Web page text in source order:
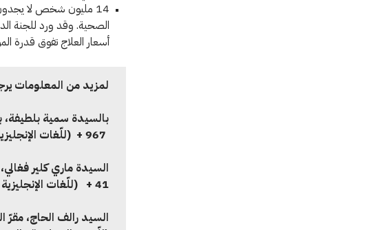
أسعار العلاج تفوق قدرة
لمزيد من المعلومات
بالسيدة سمية بلطيفة،
(للّغات
السيدة ماري كلير فغالي،
41 +
(للّغات
السيد رالف الحاج، مقرّ